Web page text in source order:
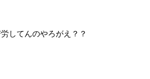
してんのやろがえ？？